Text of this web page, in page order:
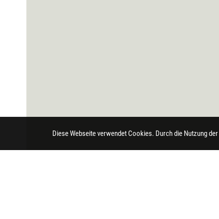
Diese Webseite verwendet Cookies. Durch die Nutzung